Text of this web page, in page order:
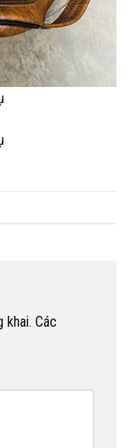
khai. Các